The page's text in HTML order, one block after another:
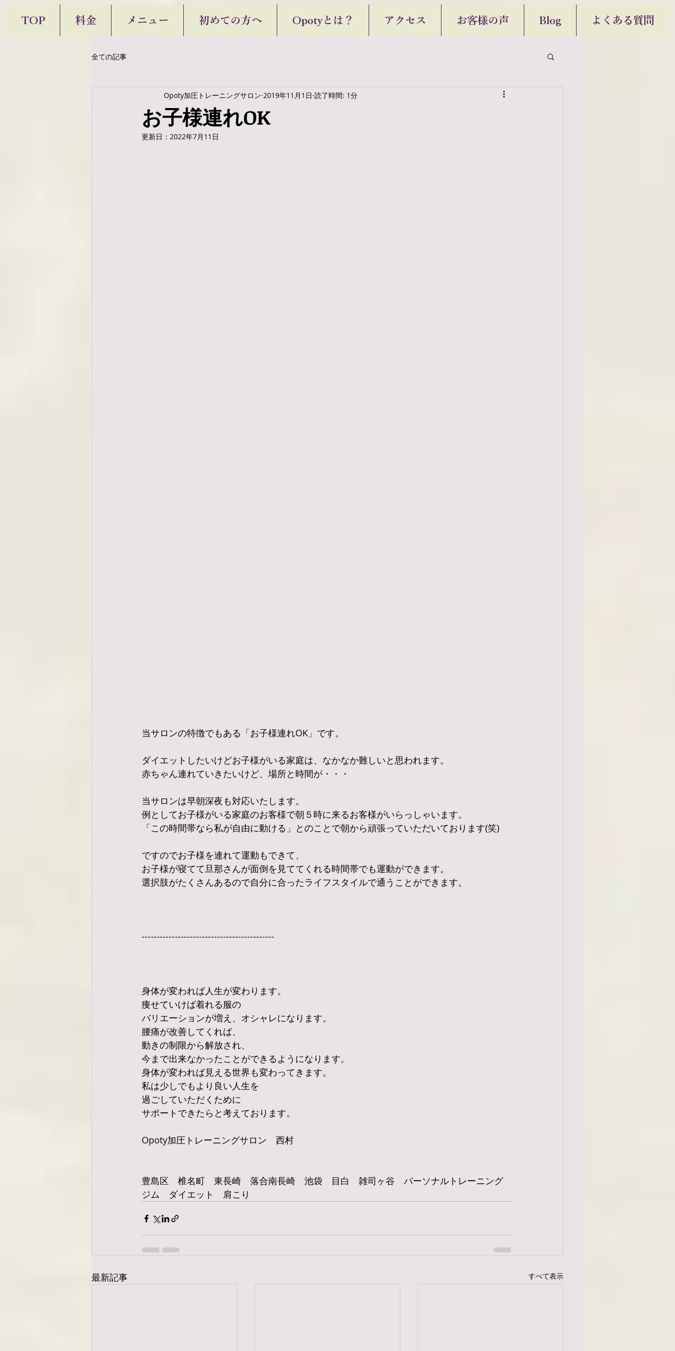
TOP 料金 メニュー 初めての方へ Opotyとは？ アクセス お客様の声 Blog よくある質問
全ての記事
お子様連れOK
Opoty加圧トレーニングサロン 2019年11月1日 読了時間: 1分
更新日： 2022年7月11日
当サロンの特徴でもある「お子様連れOK」です。
ダイエットしたいけどお子様がいる家庭は、なかなか難しいと思われます。
赤ちゃん連れていきたいけど、場所と時間が・・・
当サロンは早朝深夜も対応いたします。
例としてお子様がいる家庭のお客様で朝５時に来るお客様がいらっしゃいます。
「この時間帯なら私が自由に動ける」とのことで朝から頑張っていただいております(笑)
ですのでお子様を連れて運動もできて、
お子様が寝てて旦那さんが面倒を見ててくれる時間帯でも運動ができます。
選択肢がたくさんあるので自分に合ったライフスタイルで通うことができます。
--------------------------------------------
身体が変われば人生が変わります。
痩せていけば着れる服の
バリエーションが増え、オシャレになります。
腰痛が改善してくれば、
動きの制限から解放され、
今まで出来なかったことができるようになります。
身体が変われば見える世界も変わってきます。
私は少しでもより良い人生を
過ごしていただくために
サポートできたらと考えております。
Opoty加圧トレーニングサロン　西村
豊島区　椎名町　東長崎　落合南長崎　池袋　目白　雑司ヶ谷　パーソナルトレーニング
ジム　ダイエット　肩こり
最新記事 すべて表示